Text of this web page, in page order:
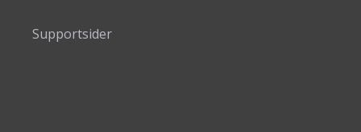
Supportsider